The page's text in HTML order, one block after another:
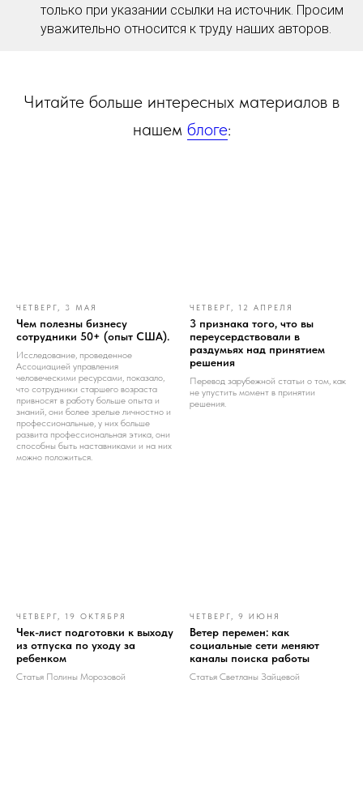
только при указании ссылки на источник. Просим
уважительно относится к труду наших авторов.
Читайте больше интересных материалов в
нашем блоге:
ЧЕТВЕРГ, 3 МАЯ
Чем полезны бизнесу
сотрудники 50+ (опыт США).
Исследование, проведенное
Ассоциацией управления
человеческими ресурсами, показало,
что сотрудники старшего возраста
привносят в работу больше опыта и
знаний, они более зрелые личностно и
профессиональные, у них больше
развита профессиональная этика, они
способны быть наставниками и на них
можно положиться.
ЧЕТВЕРГ, 12 АПРЕЛЯ
3 признака того, что вы
переусердствовали в
раздумьях над принятием
решения
Перевод зарубежной статьи о том, как
не упустить момент в принятии
решения.
ЧЕТВЕРГ, 19 ОКТЯБРЯ
Чек-лист подготовки к выходу
из отпуска по уходу за
ребенком
Статья Полины Морозовой
ЧЕТВЕРГ, 9 ИЮНЯ
Ветер перемен: как
социальные сети меняют
каналы поиска работы
Статья Светланы Зайцевой